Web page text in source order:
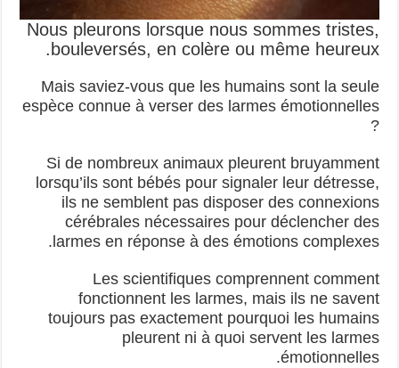
Nous pleurons lorsque nous sommes tristes,
bouleversés, en colère ou même heureux.
Mais saviez-vous que les humains sont la seule
espèce connue à verser des larmes émotionnelles
?
Si de nombreux animaux pleurent bruyamment
lorsqu’ils sont bébés pour signaler leur détresse,
ils ne semblent pas disposer des connexions
cérébrales nécessaires pour déclencher des
larmes en réponse à des émotions complexes.
Les scientifiques comprennent comment
fonctionnent les larmes, mais ils ne savent
toujours pas exactement pourquoi les humains
pleurent ni à quoi servent les larmes
émotionnelles.